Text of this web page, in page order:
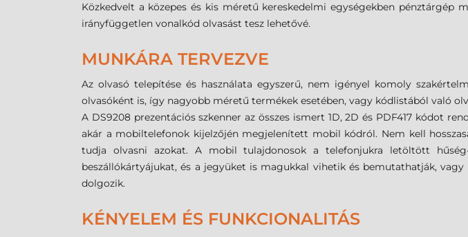
Közkedvelt a közepes és kis méretű kereskedelmi egységekben pénztárgép
irányfüggetlen vonalkód olvasást tesz lehetővé.
MUNKÁRA TERVEZVE
Az olvasó telepítése és használata egyszerű, nem igényel komoly
olvasóként is, így nagyobb méretű termékek esetében, vagy kódlistából való
A DS9208 prezentációs szkenner az összes ismert 1D, 2D és PDF417 kódot
akár a mobiltelefonok kijelzőjén megjelenített mobil kódról. Nem kell
tudja olvasni azokat. A mobil tulajdonosok a telefonjukra letöltött
beszállókártyájukat, és a jegyüket is magukkal vihetik és bemutathatják,
dolgozik.
KÉNYELEM ÉS FUNKCIONALITÁS